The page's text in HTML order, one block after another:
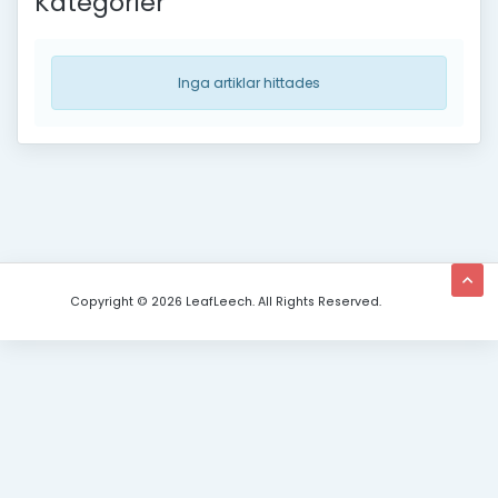
Inga artiklar hittades
Copyright © 2026 LeafLeech. All Rights Reserved.